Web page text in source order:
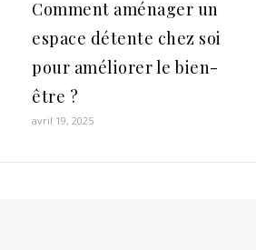
Comment aménager un
espace détente chez soi
pour améliorer le bien-
être ?
avril 19, 2025